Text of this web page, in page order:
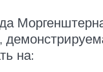
на: